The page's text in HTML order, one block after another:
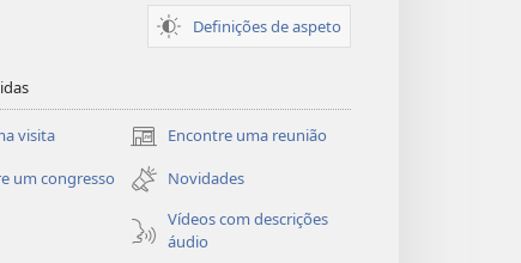
Definições de aspeto
visita Encontre uma reunião
(abre
uma
nova
janela)
um congresso
Novidades
Vídeos com descrições
áudio